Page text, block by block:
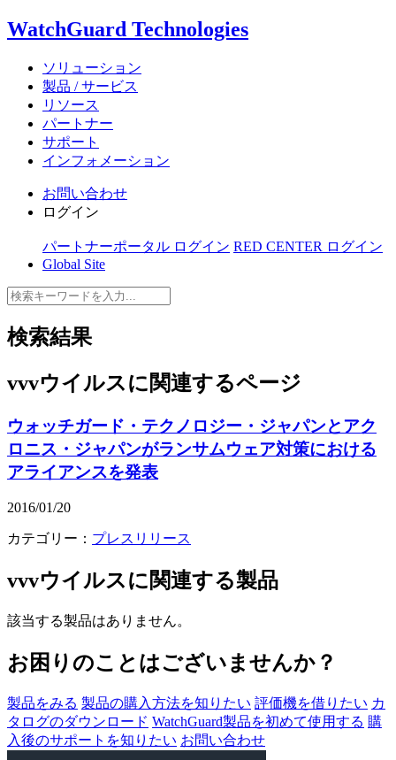
WatchGuard Technologies
ソリューション
製品 / サービス
リソース
パートナー
サポート
インフォメーション
お問い合わせ
ログイン
パートナーポータル ログイン RED CENTER ログイン
Global Site
検索結果
vvvウイルスに関連するページ
ウォッチガード・テクノロジー・ジャパンとアク
ロニス・ジャパンがランサムウェア対策における
アライアンスを発表
2016/01/20
カテゴリー： プレスリリース
vvvウイルスに関連する製品
該当する製品はありません。
お困りのことはございませんか？
製品をみる 製品の購入方法を知りたい 評価機を借りたい カ
タログのダウンロード WatchGuard製品を初めて使用する 購
入後のサポートを知りたい お問い合わせ